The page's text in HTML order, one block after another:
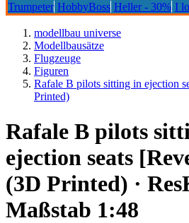
Trumpeter HobbyBoss Heller - 30% I
modellbau universe
Modellbausätze
Flugzeuge
Figuren
Rafale B pilots sitting in ejection
Printed)
Rafale B pilots
ejection seats
(3D Printed) ·
Maßstab 1:48